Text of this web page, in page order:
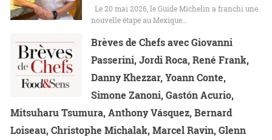
Le 20 mai 2026, le Guide Michelin a franchi une
nouvelle étape au Mexique…
Brèves de Chefs avec Giovanni
Passerini, Jordi Roca, René Frank,
Danny Khezzar, Yoann Conte,
Simone Zanoni, Gastón Acurio,
Mitsuharu Tsumura, Anthony Vásquez, Bernard
Loiseau, Christophe Michalak, Marcel Ravin, Glenn